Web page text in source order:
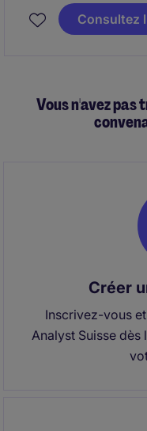
hosted on Oracle
focuses on
Consultez
Vous n'avez pas
Créer
Inscrivez-vous
Analyst Suisse